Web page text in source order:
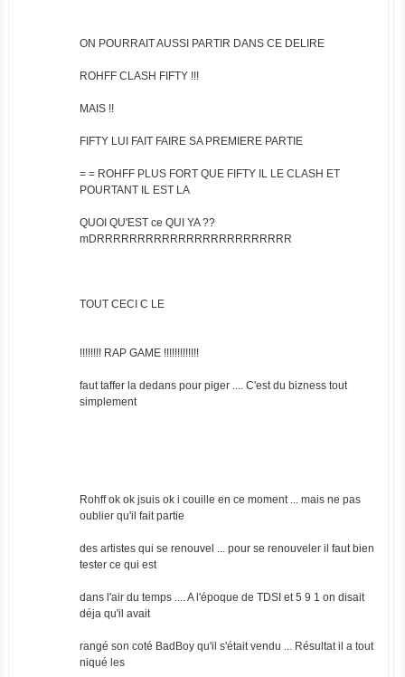
ON POURRAIT AUSSI PARTIR DANS CE DELIRE
ROHFF CLASH FIFTY !!!
MAIS !!
FIFTY LUI FAIT FAIRE SA PREMIERE PARTIE
= = ROHFF PLUS FORT QUE FIFTY IL LE CLASH ET
POURTANT IL EST LA
QUOI QU'EST ce QUI YA ??
mDRRRRRRRRRRRRRRRRRRRRRRRR
TOUT CECI C LE
!!!!!!!! RAP GAME !!!!!!!!!!!!!
faut taffer la dedans pour piger .... C'est du bizness tout
simplement
Rohff ok ok jsuis ok i couille en ce moment ... mais ne pas
oublier qu'il fait partie
des artistes qui se renouvel ... pour se renouveler il faut bien
tester ce qui est
dans l'air du temps .... A l'époque de TDSI et 5 9 1 on disait
déja qu'il avait
rangé son coté BadBoy qu'il s'était vendu ... Résultat il a tout
niqué les